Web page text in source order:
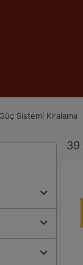
Güç Sistemi Kiralama
39